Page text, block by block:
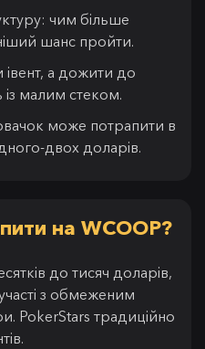
чим більше
шанс пройти.
івент, а дожити до
із малим стеком.
може потрапити в
двох доларів.
на WCOOP?
до тисяч доларів,
з обмеженим
PokerStars традиційно